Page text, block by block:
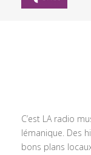
C’est LA radio
lémanique. Des
bons plans